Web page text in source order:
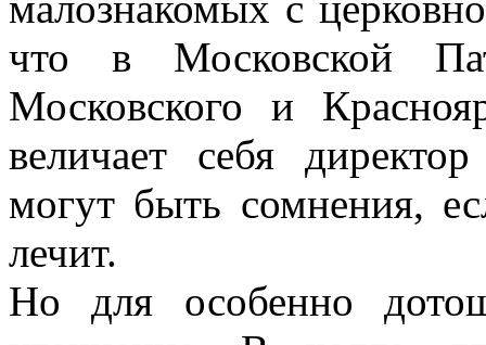
что в Московской
Московского и
величает себя
могут быть сомнения,
лечит.
Но для особенно